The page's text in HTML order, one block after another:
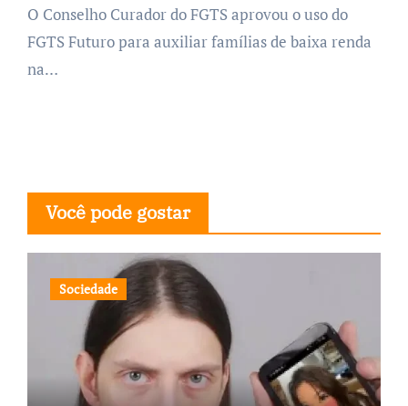
O Conselho Curador do FGTS aprovou o uso do
FGTS Futuro para auxiliar famílias de baixa renda
na…
Você pode gostar
Sociedade